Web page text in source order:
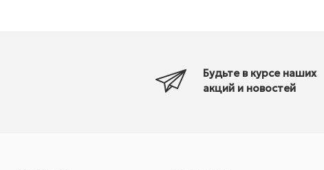
Будьте в курсе наших
акций и новостей